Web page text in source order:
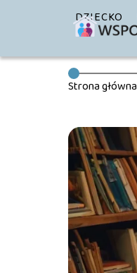
DZIECKO
Strona główna